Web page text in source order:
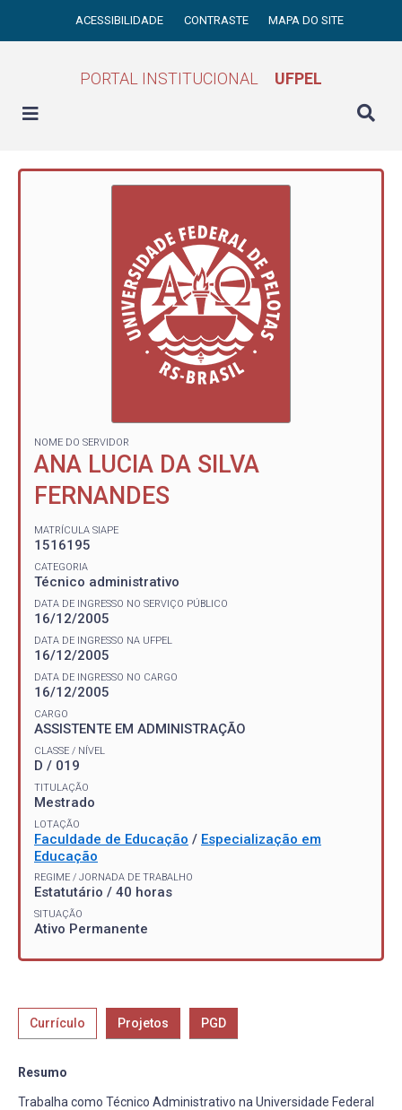
ACESSIBILIDADE CONTRASTE MAPA DO SITE
PORTAL INSTITUCIONAL UFPEL
NOME DO SERVIDOR
ANA LUCIA DA SILVA
FERNANDES
MATRÍCULA SIAPE
1516195
CATEGORIA
Técnico administrativo
DATA DE INGRESSO NO SERVIÇO PÚBLICO
16/12/2005
DATA DE INGRESSO NA UFPEL
16/12/2005
DATA DE INGRESSO NO CARGO
16/12/2005
CARGO
ASSISTENTE EM ADMINISTRAÇÃO
CLASSE / NÍVEL
D / 019
TITULAÇÃO
Mestrado
LOTAÇÃO
Faculdade de Educação / Especialização em
Educação
REGIME / JORNADA DE TRABALHO
Estatutário / 40 horas
SITUAÇÃO
Ativo Permanente
Currículo Projetos PGD
Resumo
Trabalha como Técnico Administrativo na Universidade Federal